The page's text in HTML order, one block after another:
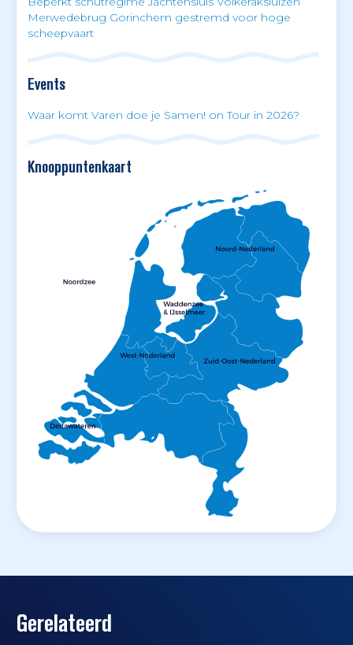
Merwedebrug Gorinchem gestremd voor hoge
scheepvaart
Events
Waar komt Varen doe je Samen! on Tour in 2026?
Knooppuntenkaart
Gerelateerd